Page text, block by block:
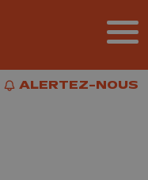
ALERTEZ-NOUS
ALERTEZ-NOUS